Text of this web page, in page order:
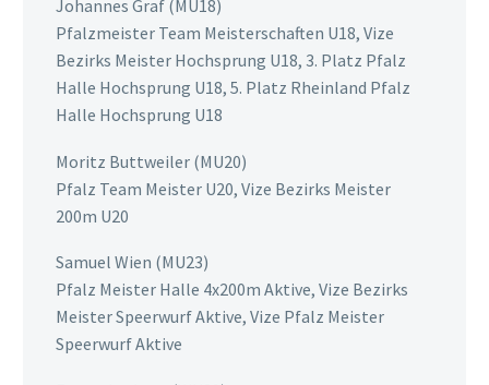
Johannes Graf (MU18)
Pfalzmeister Team Meisterschaften U18, Vize
Bezirks Meister Hochsprung U18, 3. Platz Pfalz
Halle Hochsprung U18, 5. Platz Rheinland Pfalz
Halle Hochsprung U18
Moritz Buttweiler (MU20)
Pfalz Team Meister U20, Vize Bezirks Meister
200m U20
Samuel Wien (MU23)
Pfalz Meister Halle 4x200m Aktive, Vize Bezirks
Meister Speerwurf Aktive, Vize Pfalz Meister
Speerwurf Aktive